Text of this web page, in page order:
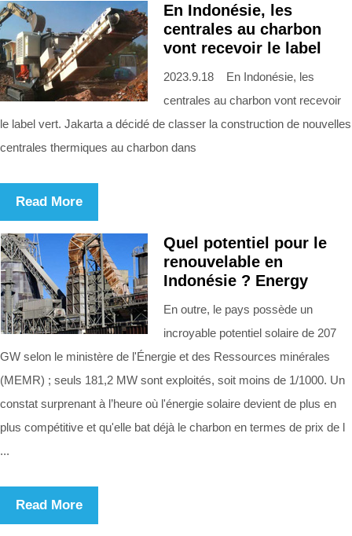
En Indonésie, les
centrales au charbon
vont recevoir le label
2023.9.18 En Indonésie, les
centrales au charbon vont recevoir
le label vert. Jakarta a décidé de classer la construction de nouvelles
centrales thermiques au charbon dans
Read More
Quel potentiel pour le
renouvelable en
Indonésie ? Energy
En outre, le pays possède un
incroyable potentiel solaire de 207
GW selon le ministère de l'Énergie et des Ressources minérales
(MEMR) ; seuls 181,2 MW sont exploités, soit moins de 1/1000. Un
constat surprenant à l’heure où l'énergie solaire devient de plus en
plus compétitive et qu'elle bat déjà le charbon en termes de prix de l
...
Read More